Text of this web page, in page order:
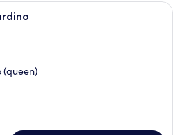
Camera familiare, vista giardino |
(queen)